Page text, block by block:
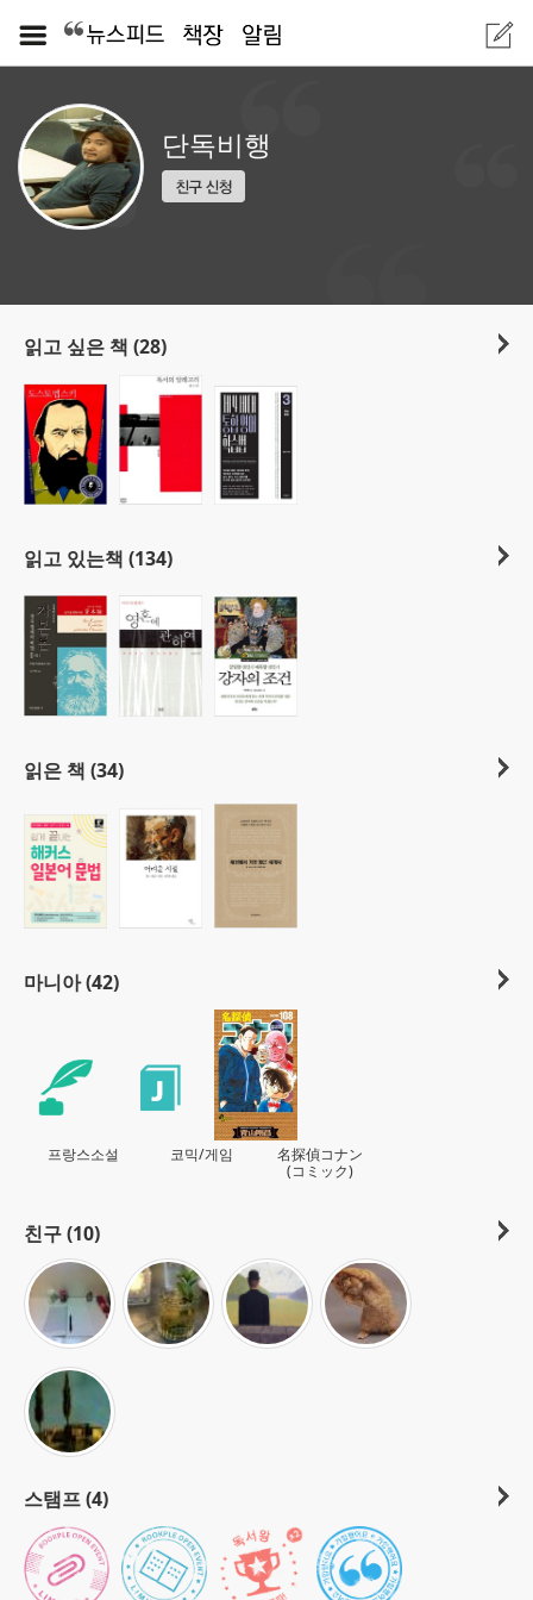
단독비행
읽고 싶은 책 (28)
읽고 있는책 (134)
읽은 책 (34)
마니아 (42)
프랑스소설 코믹/게임
名探偵コナン
(コミック)
친구 (10)
스탬프 (4)